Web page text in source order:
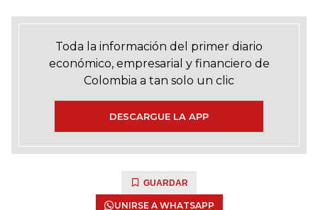
Toda la información del primer diario
económico, empresarial y financiero de
Colombia a tan solo un clic
DESCARGUE LA APP
GUARDAR
UNIRSE A WHATSAPP